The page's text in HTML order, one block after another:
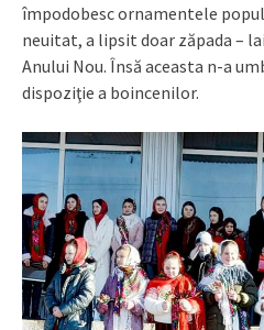
împodobesc ornamentele
neuitat, a lipsit doar zăpada –
Anului Nou. Însă aceasta n-a
dispoziţie a boincenilor.